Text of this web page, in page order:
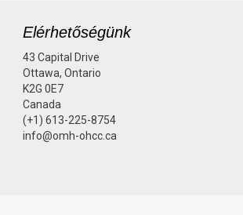
Elérhetőségünk
43 Capital Drive
Ottawa, Ontario
K2G 0E7
Canada
(+1) 613-225-8754
info@omh-ohcc.ca